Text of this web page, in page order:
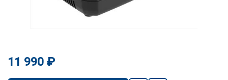
11 990 ₽